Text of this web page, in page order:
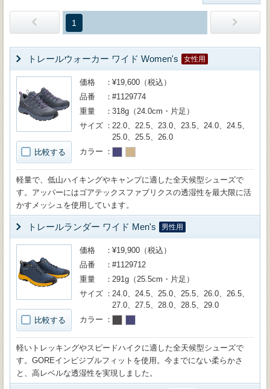
1
トレールウォーカー ワイド Women's 女性用
比較する
価格
¥19,600（税込）
品番
#1129774
重量
318g（24.0cm・片足）
サイズ
22.0、22.5、23.0、23.5、24.0、24.5、
25.0、25.5、26.0
カラー
軽量で、低山ハイキングやキャンプに適した全天候型シューズで
す。アッパーにはゴアテックスファブリクスの透湿性を最大限に活
かすメッシュを使用しています。
トレールランダー ワイド Men's 男性用
比較する
価格
¥19,900（税込）
品番
#1129712
重量
291g（25.5cm・片足）
サイズ
24.0、24.5、25.0、25.5、26.0、26.5、
27.0、27.5、28.0、28.5、29.0
カラー
軽いトレッキングやスピードハイクに適した全天候型シューズで
す。GOREインビジブルフィットを使用。今までにない柔らかさ
と、高レベルな透湿性を実現しました。